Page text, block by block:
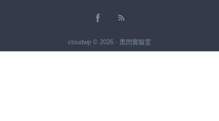
cloudwp © 2026 · 黑閃實驗室